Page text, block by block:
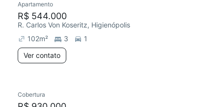
Apartamento
R$ 544.000
R. Carlos Von Koseritz, Higienópolis
102m² 3
1
Ver contato
Cobertura